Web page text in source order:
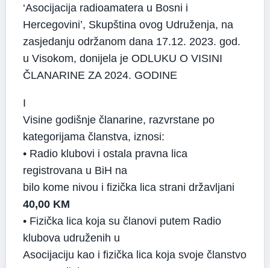
‘Asocijacija radioamatera u Bosni i
Hercegovini’, Skupština ovog Udruženja, na
zasjedanju održanom dana 17.12. 2023. god.
u Visokom, donijela je ODLUKU O VISINI
ČLANARINE ZA 2024. GODINE
I
Visine godišnje članarine, razvrstane po
kategorijama članstva, iznosi:
• Radio klubovi i ostala pravna lica
registrovana u BiH na
bilo kome nivou i fizička lica strani državljani
40,00 KM
• Fizička lica koja su članovi putem Radio
klubova udruženih u
Asocijaciju kao i fizička lica koja svoje članstvo